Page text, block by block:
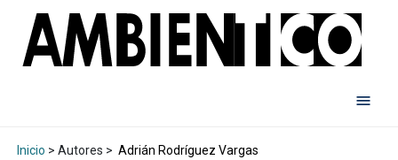
Inicio > Autores > Adrián Rodríguez Vargas